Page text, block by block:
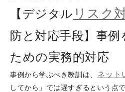
【デジタル リスク
防と対応手段】事
ための実務的対応
事例から学ぶべき教訓は、 ネット
してから」では遅すぎるという点で